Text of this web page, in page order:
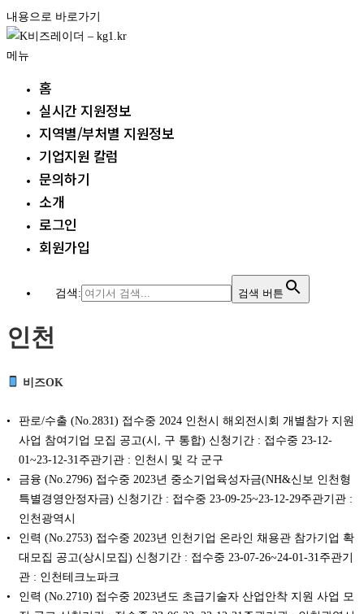
내용으로 바로가기
메뉴
홈
실시간 지원정보
지역별/부처별 지원정보
기업지원 칼럼
문의하기
소개
로그인
회원가입
검색: 검색 버튼
인천
비즈OK
판로/수출 (No.2831) 접수중 2024 인천시 해외전시회 개별참가 지원
사업 참여기업 모집 공고(시, 구 통합) 신청기간 : 접수중 23-12-
01~23-12-31주관기관 : 인천시 및 각 군구
금융 (No.2796) 접수중 2023년 중소기업육성자금(NH&신보 인천형
특별경영안정자금) 신청기간 : 접수중 23-09-25~23-12-29주관기관 :
인천광역시
인력 (No.2753) 접수중 2023년 인천기업 온라인 채용관 참가기업 확
대모집 공고(상시모집) 신청기간 : 접수중 23-07-26~24-01-31주관기
관 : 인천테크노파크
인력 (No.2710) 접수중 2023년도 초급기술자 산업안착 지원 사업 모